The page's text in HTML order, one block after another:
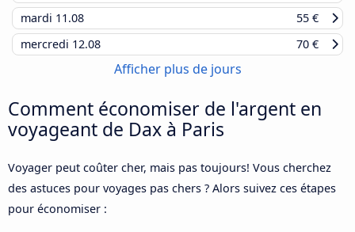
mardi 11.08
55 €
mercredi 12.08 70 €
Afficher plus de jours
Comment économiser de l'argent en
voyageant de Dax à Paris
Voyager peut coûter cher, mais pas toujours! Vous cherchez
des astuces pour voyages pas chers ? Alors suivez ces étapes
pour économiser :